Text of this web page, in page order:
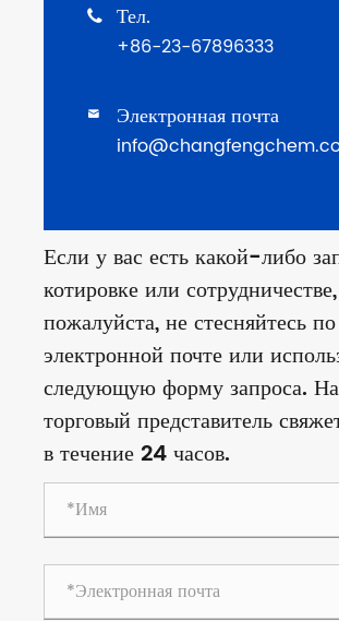
 Тел.
+86-23-67896333
 Электронная почта
Если у вас есть какой-либо
котировке или сотрудничестве,
пожалуйста, не стесняйтесь по
электронной почте или
следующую форму запроса.
торговый представитель
в течение 24 часов.